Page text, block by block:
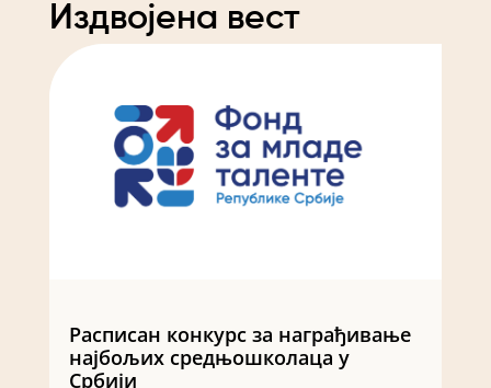
Издвојена вест
Расписан конкурс за награђивање
најбољих средњошколаца у
Србији